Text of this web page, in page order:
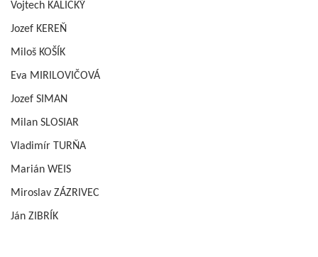
Vojtech KALICKÝ
Jozef KEREŇ
Miloš KOŠÍK
Eva MIRILOVIČOVÁ
Jozef SIMAN
Milan SLOSIAR
Vladimír TURŇA
Marián WEIS
Miroslav ZÁZRIVEC
Ján ZIBRÍK